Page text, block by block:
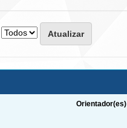
Orientador(es)